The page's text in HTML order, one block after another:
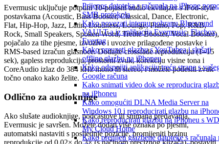
Prijenos datoteka s računala na iPhone
SMB protokola
Kako povezati internu pohranu Bluesound
VAULT-a iz aplikacija Evermusic, Flacbox,
Evertag
Kako preuzeti glazbu s YouTubea i slušati
offline glazbu na iPhoneu
Kako odspojiti aplikaciju treće strane s
Google računa
Kako snimati video dok se reproducira
na iPhoneu
Kako omogućiti DLNA Media Server na
Windows 10 i reproducirati glazbu na
Kako reproducirati glazbu na iPhoneu s WD
My Cloud Home
Kako prenijeti glazbene datoteke s računala
Evermusic uključuje potpuni 10-pojasni audio ekvilajzer s iPod-style
postavkama (Acoustic, Bass Booster, Classical, Dance, Electronic,
Flat, Hip-Hop, Jazz, Latin, Loudness, Lounge, Piano, Pop, R&B,
Rock, Small Speakers, Spoken Word, Treble Booster, Vocal Booster),
pojačalo za tihe pjesme, izvozive i uvozive prilagođene postavke i
RMS-based izračun glasnoće. Dodajte crossfade reprodukciju (1–15
sek), gapless reprodukciju, prostorni zvuk, korekciju visine tona i
CoreAudio izlaz do 384 kHz mono ili stereo, i možete podesiti zvuk
točno onako kako želite.
Odlično za audioknjige
Ako slušate audioknjige, podcastove ili snimana predavanja,
Evermusic je savršen. Možete dodati više oznaka po pjesmi,
automatski nastaviti s posljednje pozicije, promijeniti brzinu
reprodukcije od 0.02× do 3× (s načinom preciznog klizača), postaviti